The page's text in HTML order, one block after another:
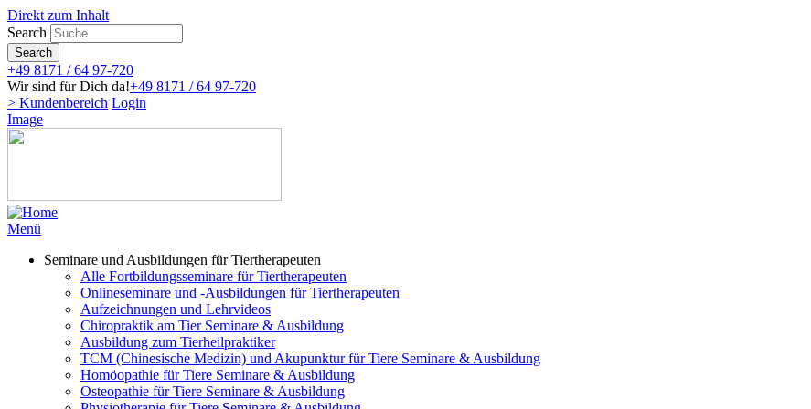
Direkt zum Inhalt
Search
Search
+49 8171 / 64 97-720
Wir sind für Dich da!+49 8171 / 64 97-720
> Kundenbereich Login
Image
Menü
Seminare und Ausbildungen für Tiertherapeuten
Alle Fortbildungsseminare für Tiertherapeuten
Onlineseminare und -Ausbildungen für Tiertherapeuten
Aufzeichnungen und Lehrvideos
Chiropraktik am Tier Seminare & Ausbildung
Ausbildung zum Tierheilpraktiker
TCM (Chinesische Medizin) und Akupunktur für Tiere Seminare & Ausbildung
Homöopathie für Tiere Seminare & Ausbildung
Osteopathie für Tiere Seminare & Ausbildung